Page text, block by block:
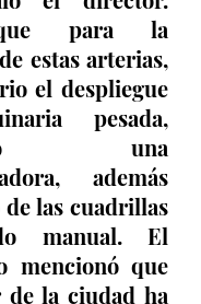
para la
estas arterias,
el despliegue
pesada,
una
además
las cuadrillas
manual. El
mencionó que
de la ciudad ha